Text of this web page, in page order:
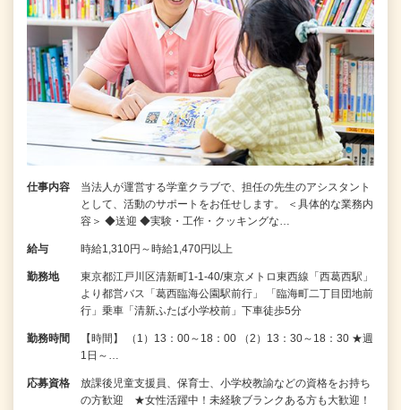
仕事内容
当法人が運営する学童クラブで、担任の先生のアシスタント
として、活動のサポートをお任せします。 ＜具体的な業務内
容＞ ◆送迎 ◆実験・工作・クッキングな…
給与 時給1,310円～時給1,470円以上
勤務地
東京都江戸川区清新町1-1-40/東京メトロ東西線「西葛西駅」
より都営バス「葛西臨海公園駅前行」 「臨海町二丁目団地前
行」乗車「清新ふたば小学校前」下車徒歩5分
勤務時間
【時間】 （1）13：00～18：00 （2）13：30～18：30 ★週
1日～…
応募資格
放課後児童支援員、保育士、小学校教諭などの資格をお持ち
の方歓迎 ★女性活躍中！未経験ブランクある方も大歓迎！